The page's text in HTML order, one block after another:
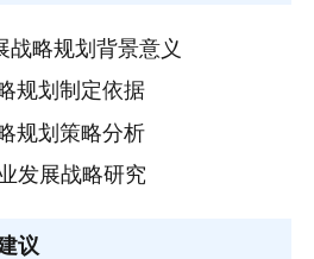
战略规划背景意义
规划制定依据
规划策略分析
发展战略研究
议